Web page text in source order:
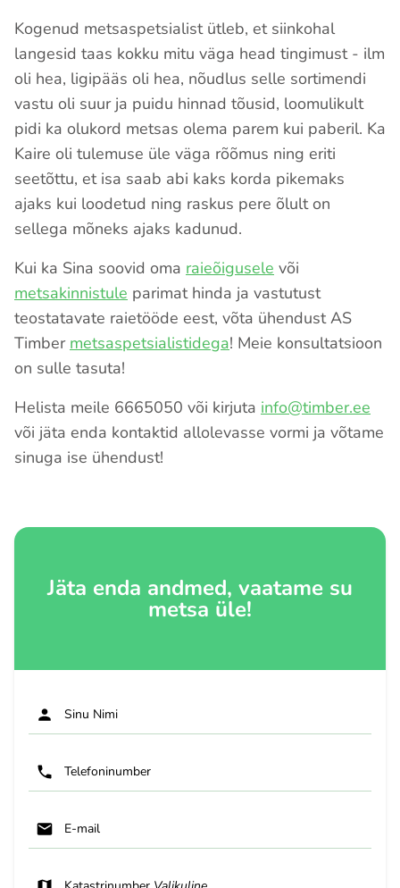
Kogenud metsaspetsialist ütleb, et siinkohal
langesid taas kokku mitu väga head tingimust - ilm
oli hea, ligipääs oli hea, nõudlus selle sortimendi
vastu oli suur ja puidu hinnad tõusid, loomulikult
pidi ka olukord metsas olema parem kui paberil. Ka
Kaire oli tulemuse üle väga rõõmus ning eriti
seetõttu, et isa saab abi kaks korda pikemaks
ajaks kui loodetud ning raskus pere õlult on
sellega mõneks ajaks kadunud.
Kui ka Sina soovid oma raieõigusele või
metsakinnistule parimat hinda ja vastutust
teostatavate raietööde eest, võta ühendust AS
Timber metsaspetsialistidega! Meie konsultatsioon
on sulle tasuta!
Helista meile 6665050 või kirjuta info@timber.ee
või jäta enda kontaktid allolevasse vormi ja võtame
sinuga ise ühendust!
Jäta enda andmed, vaatame su
metsa üle!
Sinu Nimi
Telefoninumber
E-mail